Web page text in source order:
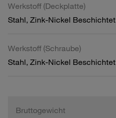
Werkstoff (Deckplatte)
Stahl, Zink-Nickel Beschichtet
Werkstoff (Schraube)
Stahl, Zink-Nickel Beschichtet
Bruttogewicht